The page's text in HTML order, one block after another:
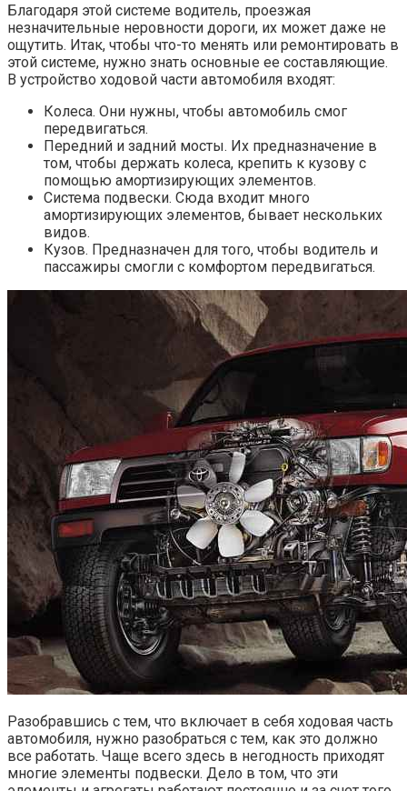
Благодаря этой системе водитель, проезжая
незначительные неровности дороги, их может даже не
ощутить. Итак, чтобы что-то менять или ремонтировать в
этой системе, нужно знать основные ее составляющие.
В устройство ходовой части автомобиля входят:
Колеса. Они нужны, чтобы автомобиль смог
передвигаться.
Передний и задний мосты. Их предназначение в
том, чтобы держать колеса, крепить к кузову с
помощью амортизирующих элементов.
Система подвески. Сюда входит много
амортизирующих элементов, бывает нескольких
видов.
Кузов. Предназначен для того, чтобы водитель и
пассажиры смогли с комфортом передвигаться.
Разобравшись с тем, что включает в себя ходовая часть
автомобиля, нужно разобраться с тем, как это должно
все работать. Чаще всего здесь в негодность приходят
многие элементы подвески. Дело в том, что эти